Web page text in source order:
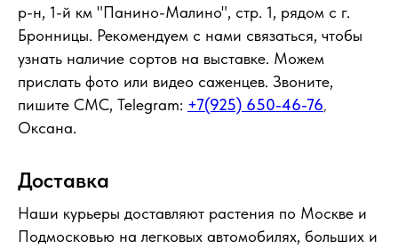
р-н, 1-й км "Панино-Малино", стр. 1, рядом с г.
Бронницы. Рекомендуем с нами связаться, чтобы
узнать наличие сортов на выставке. Можем
прислать фото или видео саженцев. Звоните,
пишите СМС, Telegram: +7(925) 650-46-76,
Оксана.
Доставка
Наши курьеры доставляют растения по Москве и
Подмосковью на легковых автомобилях, больших и